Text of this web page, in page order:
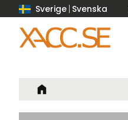
Sverige Svenska